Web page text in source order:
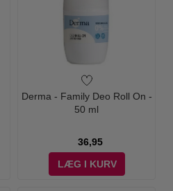
Derma - Family Deo Roll On -
50 ml
36,95
LÆG I KURV